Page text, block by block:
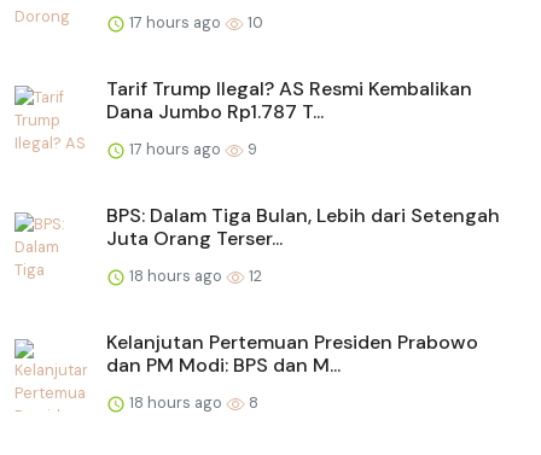
17 hours ago 10
Tarif Trump Ilegal? AS Resmi Kembalikan
Dana Jumbo Rp1.787 T...
17 hours ago 9
BPS: Dalam Tiga Bulan, Lebih dari Setengah
Juta Orang Terser...
18 hours ago 12
Kelanjutan Pertemuan Presiden Prabowo
dan PM Modi: BPS dan M...
18 hours ago 8